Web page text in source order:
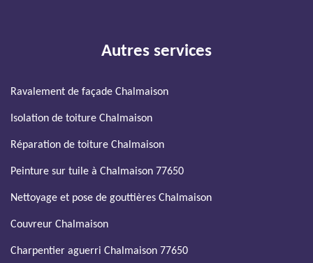
Autres services
Ravalement de façade Chalmaison
Isolation de toiture Chalmaison
Réparation de toiture Chalmaison
Peinture sur tuile à Chalmaison 77650
Nettoyage et pose de gouttières Chalmaison
Couvreur Chalmaison
Charpentier aguerri Chalmaison 77650